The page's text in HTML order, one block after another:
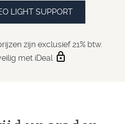
LIGHT SUPPORT
zijn exclusief 21% btw.
met iDeal